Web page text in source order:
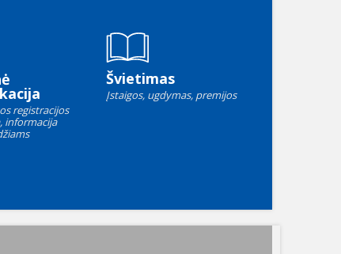
registracijos
informacija
Švietimas
Įstaigos, ugdymas, premijos